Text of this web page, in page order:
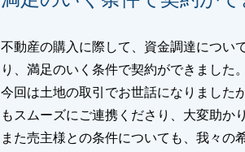
不動産の購入に際して、資金調達につい
り、満足のいく条件で契約ができました。
今回は土地の取引でお世話になりました
もスムーズにご連携くださり、大変助か
また売主様との条件についても、我々の